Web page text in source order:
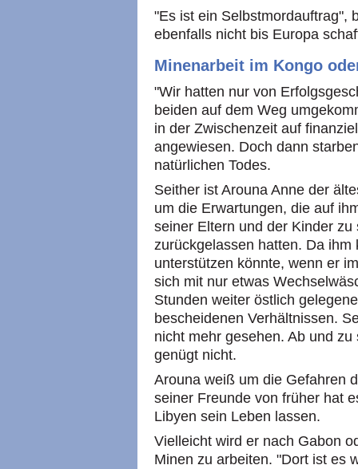
"Es ist ein Selbstmordauftrag",
ebenfalls nicht bis Europa
Minenarbeit im Kongo
"Wir hatten nur von
beiden auf dem Weg
in der Zwischenzeit auf
angewiesen. Doch dann
natürlichen Todes.
Seither ist Arouna Anne der
um die Erwartungen, die auf
seiner Eltern und der Kinder
zurückgelassen hatten. Da
unterstützen könnte, wenn er
sich mit nur etwas
Stunden weiter östlich
bescheidenen Verhältnissen.
nicht mehr gesehen. Ab und
genügt nicht.
Arouna weiß um die Gefahren
seiner Freunde von früher hat
Libyen sein Leben lassen.
Vielleicht wird er nach Gabon
Minen zu arbeiten. "Dort ist es